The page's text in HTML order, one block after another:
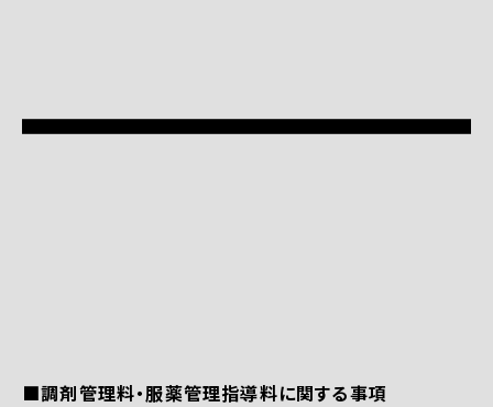
■調剤管理料・服薬管理指導料に関する事項